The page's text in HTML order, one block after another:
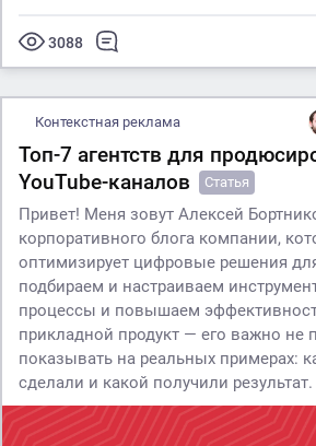
3088
Контекстная реклама
Топ-7 агентств для
YouTube-каналов
Статья
Привет! Меня зовут Алексей
корпоративного блога компании,
оптимизирует цифровые решения
подбираем и настраиваем
процессы и повышаем
прикладной продукт — его важно не
показывать на реальных примерах:
сделали и какой получили результат.